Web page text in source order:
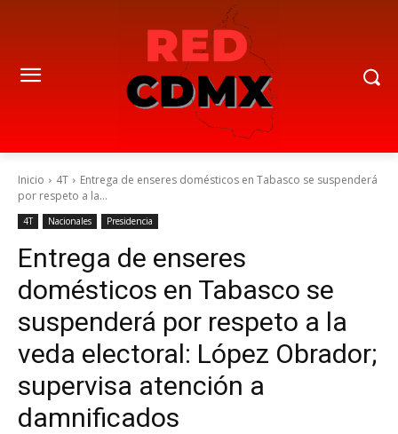
Inicio 4T
Entrega de enseres domésticos en Tabasco se suspenderá
por respeto a la...
4T Nacionales Presidencia
Entrega de enseres
domésticos en Tabasco se
suspenderá por respeto a la
veda electoral: López Obrador;
supervisa atención a
damnificados